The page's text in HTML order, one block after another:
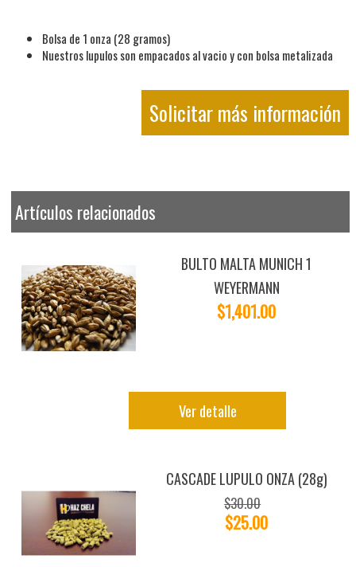
Bolsa de 1 onza (28 gramos)
Nuestros lupulos son empacados al vacio y con bolsa metalizada
Solicitar más información
Artículos relacionados
BULTO MALTA MUNICH 1
WEYERMANN
$1,401.00
Ver detalle
CASCADE LUPULO ONZA (28g)
$30.00
$25.00